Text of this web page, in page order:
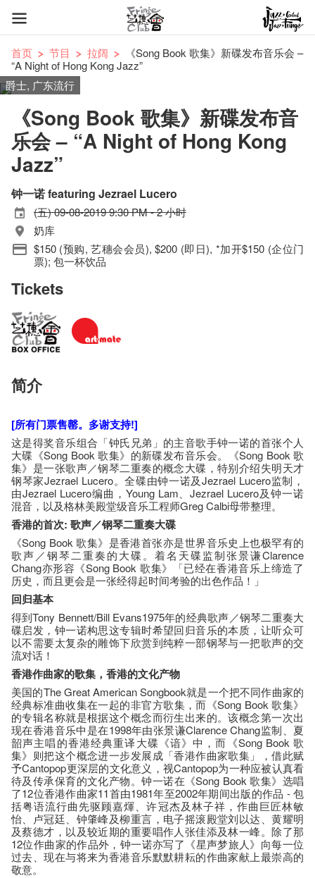
首页 节目 拉阔
《Song Book 歌集》新碟发布音乐会 –
“A Night of Hong Kong Jazz”
爵士, 广东流行
《Song Book 歌集》新碟发布音
乐会 – “A Night of Hong Kong
Jazz”
钟一诺 featuring Jezrael Lucero
(五) 09-08-2019 9:30 PM - 2 小时
奶库
$150 (预购, 艺穗会会员), $200 (即日), *加开$150 (企位门
票); 包一杯饮品
Tickets
简介
[所有门票售罄。多谢支持!]
这是得奖音乐组合「钟氏兄弟」的主音歌手钟一诺的首张个人
大碟《Song Book 歌集》的新碟发布音乐会。《Song Book 歌
集》是一张歌声／钢琴二重奏的概念大碟，特别介绍失明天才
钢琴家Jezrael Lucero。全碟由钟一诺及Jezrael Lucero监制，
由Jezrael Lucero编曲，Young Lam、Jezrael Lucero及钟一诺
混音，以及格林美殿堂级音乐工程师Greg Calbi母带整理。
香港的首次: 歌声／钢琴二重奏大碟
《Song Book 歌集》是香港首张亦是世界音乐史上也极罕有的
歌声／钢琴二重奏的大碟。着名天碟监制张景谦Clarence
Chang亦形容《Song Book 歌集》「已经在香港音乐上缔造了
历史，而且更会是一张经得起时间考验的出色作品！」
回归基本
得到Tony Bennett/Bill Evans1975年的经典歌声／钢琴二重奏大
碟启发，钟一诺构思这专辑时希望回归音乐的本质，让听众可
以不需要太复杂的雕饰下欣赏到纯粹一部钢琴与一把歌声的交
流对话！
香港作曲家的歌集，香港的文化产物
美国的The Great American Songbook就是一个把不同作曲家的
经典标准曲收集在一起的非官方歌集，而《Song Book 歌集》
的专辑名称就是根据这个概念而衍生出来的。该概念第一次出
现在香港音乐中是在1998年由张景谦Clarence Chang监制、夏
韶声主唱的香港经典重译大碟《谙》中，而《Song Book 歌
集》则把这个概念进一步发展成「香港作曲家歌集」，借此赋
予Cantopop更深层的文化意义，视Cantopop为一种应被认真看
待及传承保育的文化产物。钟一诺在《Song Book 歌集》选唱
了12位香港作曲家11首由1981年至2002年期间出版的作品 - 包
括粤语流行曲先驱顾嘉煇、许冠杰及林子祥，作曲巨匠林敏
怡、卢冠廷、钟肇峰及柳重言，电子摇滚殿堂刘以达、黄耀明
及蔡德才，以及较近期的重要唱作人张佳添及林一峰。除了那
12位作曲家的作品外，钟一诺亦写了《星声梦旅人》向每一位
过去、现在与将来为香港音乐默默耕耘的作曲家献上最崇高的
敬意。